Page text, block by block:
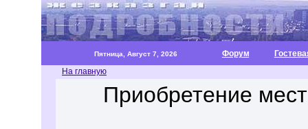
Пятница, Август 7, 2026 Форум
На главную
Приобретение